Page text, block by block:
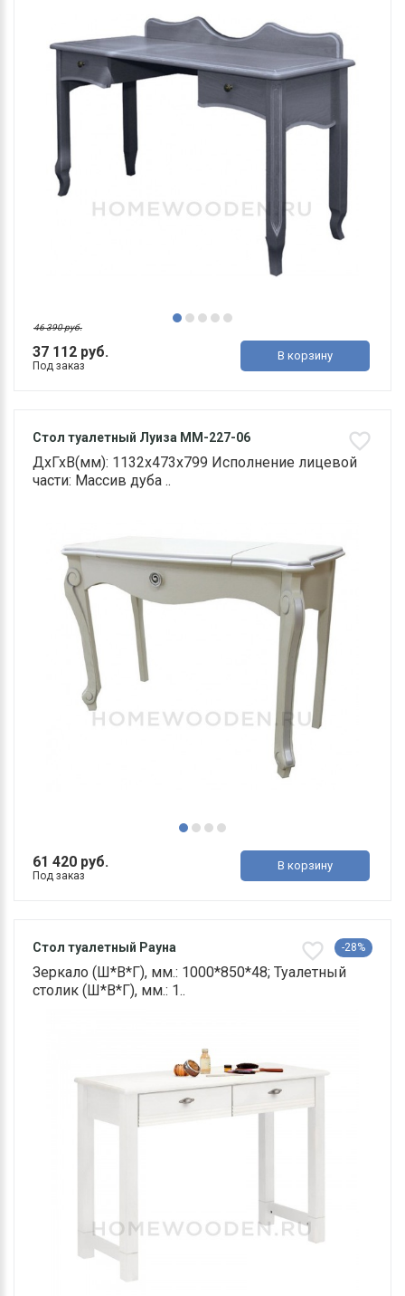
37 112 руб.
46 390 руб.
Под заказ
В корзину
Стол туалетный Луиза ММ-227-06
ДхГхВ(мм): 1132х473х799 Исполнение лицевой
части: Массив дуба ..
61 420 руб.
Под заказ
В корзину
Стол туалетный Рауна -28%
Зеркало (Ш*В*Г), мм.: 1000*850*48; Туалетный
столик (Ш*В*Г), мм.: 1..